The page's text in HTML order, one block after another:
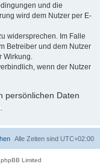
und die
wird dem Nutzer per E-
widersprechen. Im Falle
Betreiber und dem Nutzer
Wirkung.
wenn der Nutzer
persönlichen Daten
Alle Zeiten sind UTC+02:00
Limited